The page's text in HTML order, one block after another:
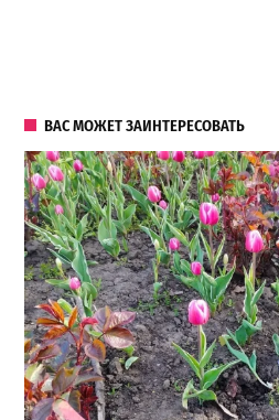
ВАС МОЖЕТ ЗАИНТЕРЕСОВАТЬ